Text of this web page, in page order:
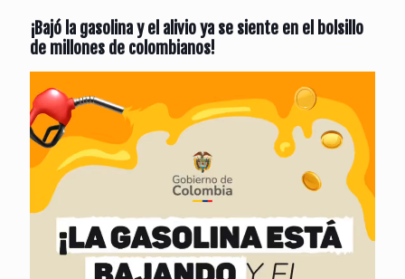
¡Bajó la gasolina y el alivio ya se siente en el bolsillo
de millones de colombianos!
de
vídeo